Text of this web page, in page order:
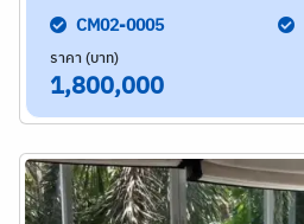
CM02-0005
ราคา (บาท)
1,800,000